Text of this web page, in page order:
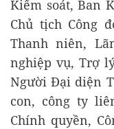
Kiểm soát, Ban
Chủ tịch Công
Thanh niên,
nghiệp vụ, Trợ
Người Đại diện
con, công ty
Chính quyền,